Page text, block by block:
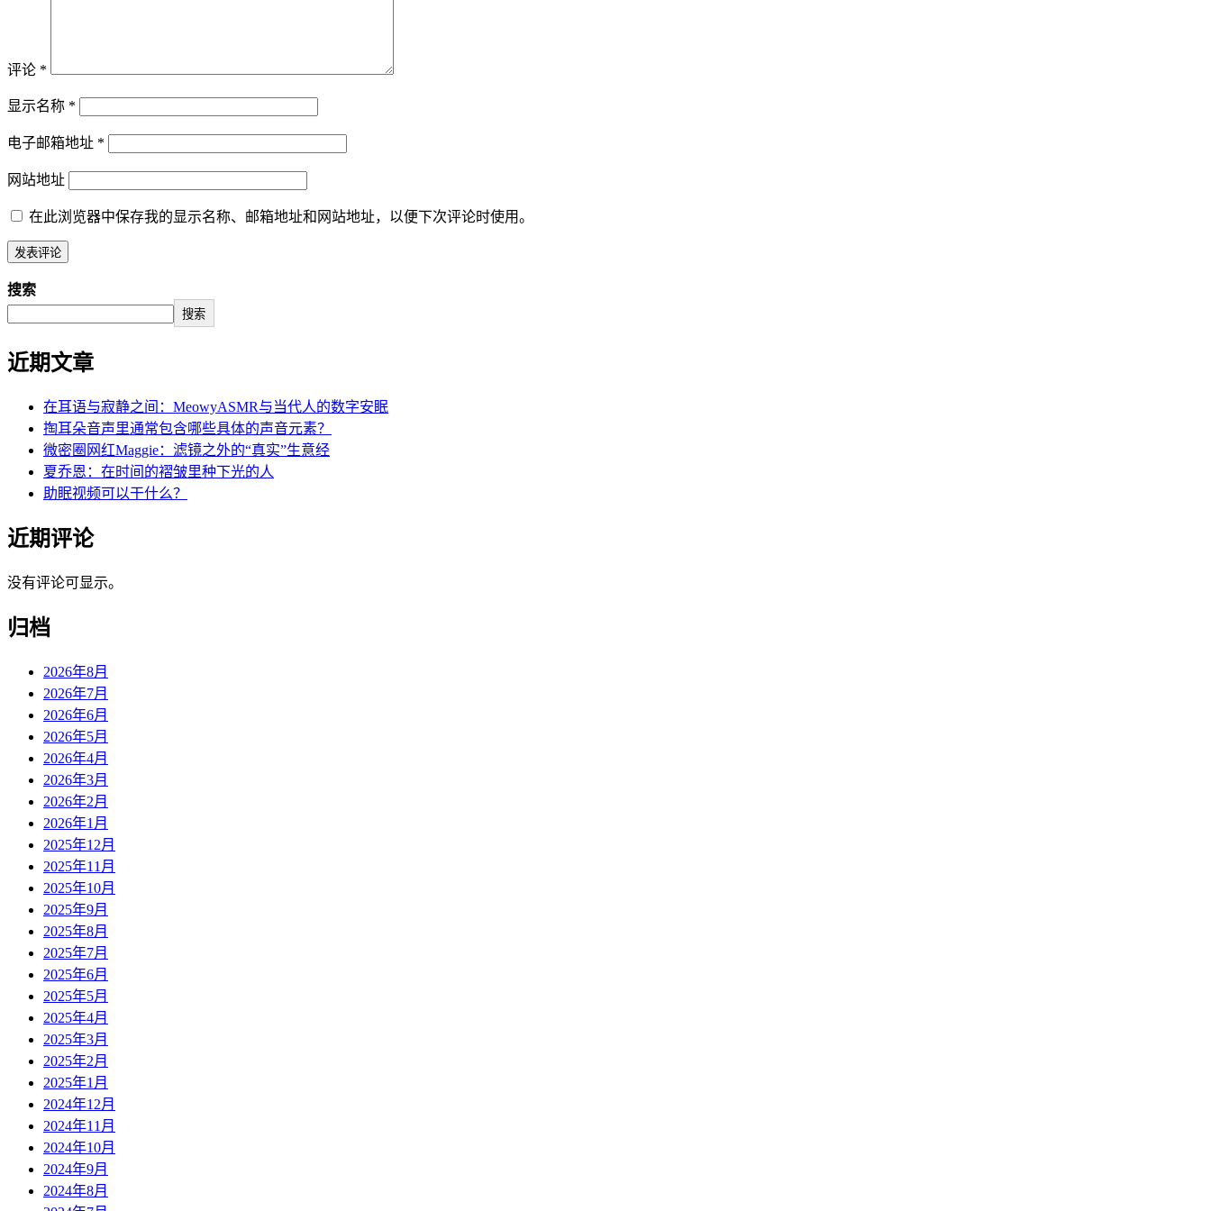
评论 *
显示名称 *
电子邮箱地址 *
网站地址
在此浏览器中保存我的显示名称、邮箱地址和网站地址，以便下次评论时使用。
搜索
搜索
近期文章
在耳语与寂静之间：MeowyASMR与当代人的数字安眠
掏耳朵音声里通常包含哪些具体的声音元素？
微密圈网红Maggie：滤镜之外的“真实”生意经
夏乔恩：在时间的褶皱里种下光的人
助眠视频可以干什么？
近期评论
没有评论可显示。
归档
2026年8月
2026年7月
2026年6月
2026年5月
2026年4月
2026年3月
2026年2月
2026年1月
2025年12月
2025年11月
2025年10月
2025年9月
2025年8月
2025年7月
2025年6月
2025年5月
2025年4月
2025年3月
2025年2月
2025年1月
2024年12月
2024年11月
2024年10月
2024年9月
2024年8月